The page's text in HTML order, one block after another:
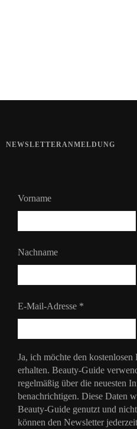
NEWSLETTERANMELDUNG
Vorname
Nachname
E-Mail-Adresse *
Ja, ich möchte den
erhalten. Beauty-Guide
regelmäßig über die neuesten
benachrichtigen. Diese Daten
Beauty-Guide genutzt und
können den Newsletter